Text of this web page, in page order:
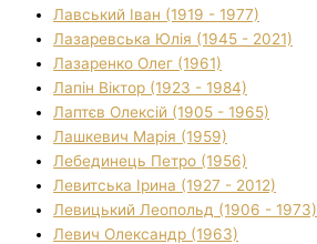
Лавський Іван (1919 - 1977)
Лазаревська Юлія (1945 - 2021)
Лазаренко Олег (1961)
Лапін Віктор (1923 - 1984)
Лаптєв Олексій (1905 - 1965)
Лашкевич Марія (1959)
Лебединець Петро (1956)
Левитська Ірина (1927 - 2012)
Левицький Леопольд (1906 - 1973)
Левич Олександр (1963)